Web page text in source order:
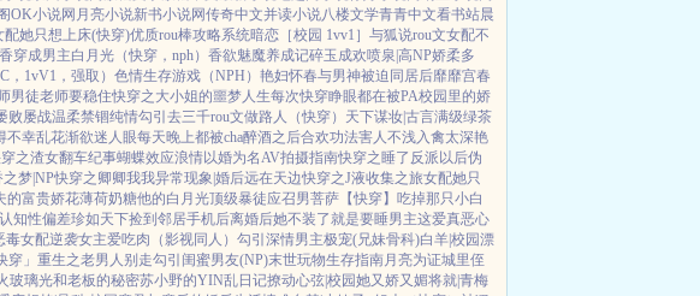
OK小说网 月亮小说新书小说网传奇中文并读小说八楼文学青青中文看书站晨
配她只想上床(快穿)优质rou棒攻略系统暗恋［校园 1vv1］ 与狐说rou文女配不
穿成男主白月光（快穿，nph） 香欲魅魔养成记碎玉成欢喷泉|高NP娇柔多
，1vV1，强取） 色情生存游戏（NPH） 艳妇怀春与男神被迫同居后靡靡宫春
男徒老师要稳住快穿之大小姐的噩梦人生每次快穿睁眼都在被PA校园里的娇
败屡战温柔禁锢纯情勾引 去三千rou文做路人（快穿） 天下谋妆|古言满级绿茶
不幸乱花渐欲迷人眼每天晚上都被cha醉酒之后合欢功法害人不浅入禽太深艳
之渣女翻车纪事蝴蝶效应浪情以婚为名AV拍摄指南快穿之睡了反派以后伪
之梦|NP快穿之卿卿我我异常现象|婚后远在天边快穿之J液收集之旅女配她只
的富贵娇花薄荷奶糖他的白月光顶级暴徒应召男菩萨 【快穿】吃掉那只小白
认知性偏差珍如天下捡到邻居手机后离婚后她不装了就是要睡男主这爱真恶心
毒女配逆袭女主爱吃肉 （影视同人）勾引深情男主极宠(兄妹骨科)白羊|校园漂
」 重生之老男人别走勾引闺蜜男友(NP)末世玩物生存指南月亮为证城里侄
玻璃光和老板的秘密苏小野的YIN乱日记撩动心弦|校园她又娇又媚将就|青梅